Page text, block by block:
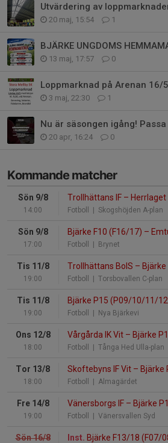
Utvärdering av
20 maj, 15:54 1
BJÄRKE UNGDOMS
13 maj, 17:57 0
Loppmarknad på Arenan 16/5
3 maj, 22:30 1
20 apr, 16:24 0
Kommande matcher
Sön 9/8
14:00
Trollhättans IF – Herrlaget
Fotboll | Skogshöjden A-plan
Sön 9/8
17:00
Bjärke F10 (F16/17) –
Fotboll | Brynet
Tis 11/8
19:00
Trollhättans BoIS – Bjärke
Fotboll | Torsbovallen C-plan
Tis 11/8
19:00
Bjärke P15 (P09/10/11/
Fotboll | Nya Bjärkevi
Ons 12/8
18:00
Vårgårda IK Vit – Bjärke
Fotboll | Tånga Hed Ulla-plan
Tor 13/8
18:00
Skoftebyns IF Vit – Bjärke
Fotboll | Almagärdet
Fre 14/8
19:00
Vänersborgs IF – Bjärke
Fotboll | Vänersvallen Syd
Sön 16/8 Inst. Bjärke F13/18